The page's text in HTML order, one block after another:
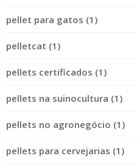
pellet para gatos (1)
pelletcat (1)
pellets certificados (1)
pellets na suinocultura (1)
pellets no agronegócio (1)
pellets para cervejarias (1)